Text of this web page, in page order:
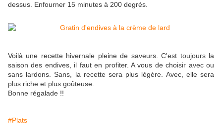
dessus. Enfourner 15 minutes à 200 degrés.
Voilà une recette hivernale pleine de saveurs. C'est toujours la
saison des endives, il faut en profiter. A vous de choisir avec ou
sans lardons. Sans, la recette sera plus légère. Avec, elle sera
plus riche et plus goûteuse.
Bonne régalade !!
#Plats